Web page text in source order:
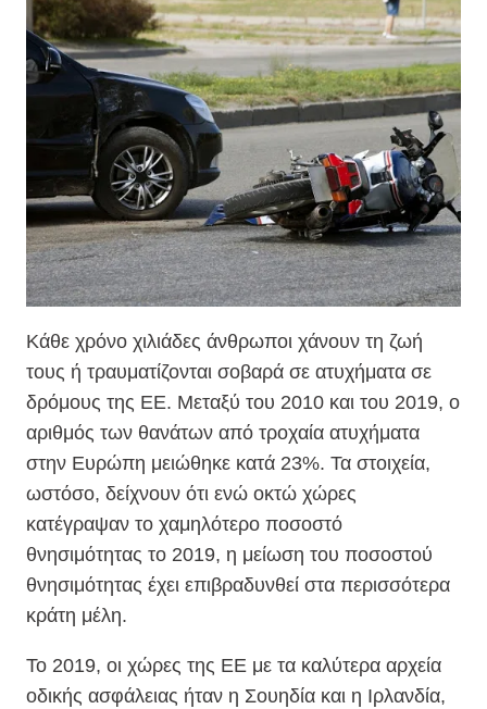
Κάθε χρόνο χιλιάδες άνθρωποι χάνουν τη ζωή
τους ή τραυματίζονται σοβαρά σε ατυχήματα σε
δρόμους της ΕΕ. Μεταξύ του 2010 και του 2019, ο
αριθμός των θανάτων από τροχαία ατυχήματα
στην Ευρώπη μειώθηκε κατά 23%. Τα στοιχεία,
ωστόσο, δείχνουν ότι ενώ οκτώ χώρες
κατέγραψαν το χαμηλότερο ποσοστό
θνησιμότητας το 2019, η μείωση του ποσοστού
θνησιμότητας έχει επιβραδυνθεί στα περισσότερα
κράτη μέλη.
Το 2019, οι χώρες της ΕΕ με τα καλύτερα αρχεία
οδικής ασφάλειας ήταν η Σουηδία και η Ιρλανδία,